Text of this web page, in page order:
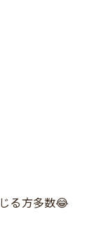
る方多数😂